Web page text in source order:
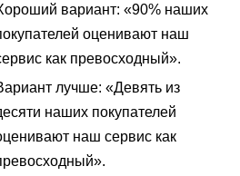
вариант: «90% наших
оценивают наш
как превосходный».
лучше: «Девять из
наших покупателей
наш сервис как